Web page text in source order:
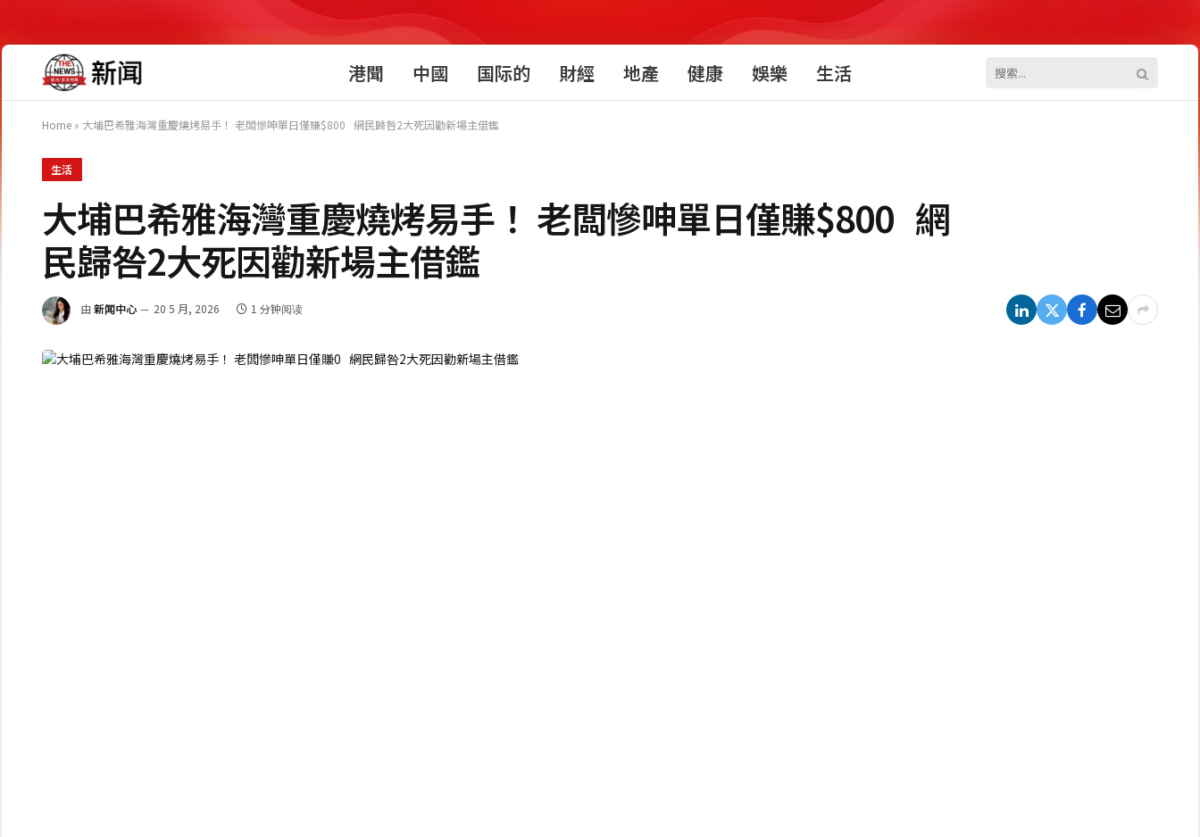
港聞 中國 国际的 財經 地產 健康 娛樂 生活
Home » 大埔巴希雅海灣重慶燒烤易手！ 老闆慘呻單日僅賺$800 網民歸咎2大死因勸新場主借鑑
生活
大埔巴希雅海灣重慶燒烤易手！ 老闆慘呻單日僅賺$800 網
民歸咎2大死因勸新場主借鑑
由 新闻中心 20 5 月, 2026 1 分钟阅读